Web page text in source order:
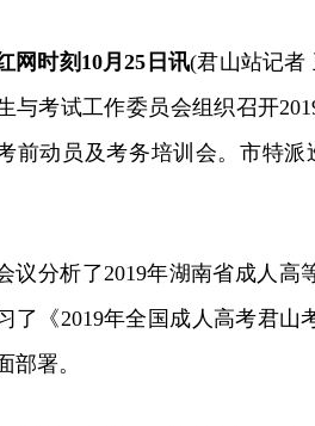
网时刻10月25日讯(君山站记者
与考试工作委员会组织召开
前动员及考务培训会。市特
议分析了2019年湖南省成人高
了《2019年全国成人高考君
部署。